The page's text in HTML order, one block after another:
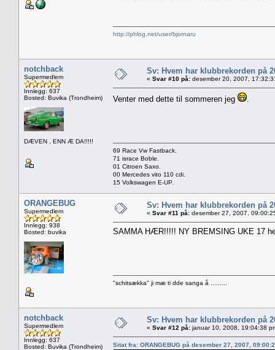
http://phlog.net/user/bjornaru
notchback
Supermedlem
Innlegg: 637
Bosted: Buvika (Trondheim)
DÆVEN , ENN Æ DA!!!!!
Sv: Hvem har klubbrekorden på
« Svar #10 på: desember 20, 2007,
Venter med dette til sommeren jeg
69 Race Vw Fastback.
71 israce Boble.
01 Citroen Saxo.
00 Mercedes vito 110 cdi.
15 Volkswagen E-UP.
ORANGEBUG
Supermedlem
Innlegg: 938
Bosted: buvika
Sv: Hvem har klubbrekorden på
« Svar #11 på: desember 27, 2007,
SAMMA HÆR!!!!! NY BREMSING UKE 17
"schitsækka" ji mæ ti dde sanga å .........
notchback
Supermedlem
Innlegg: 637
Bosted: Buvika (Trondheim)
Sv: Hvem har klubbrekorden på
« Svar #12 på: januar 10, 2008, 19:04:38
Sitat fra: ORANGEBUG på desember 27, 2007,